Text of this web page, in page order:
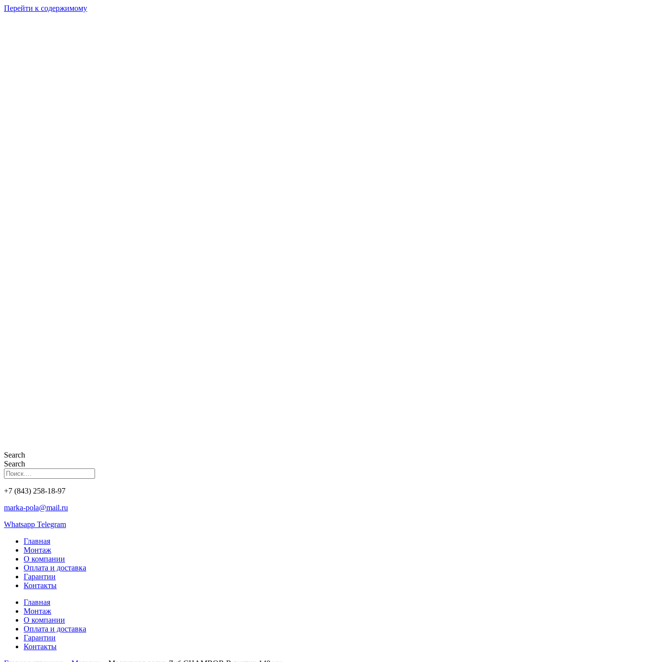
Перейти к содержимому
Search
Search
+7 (843) 258-18-97
marka-pola@mail.ru
Whatsapp Telegram
Главная
Монтаж
О компании
Оплата и доставка
Гарантии
Контакты
Главная
Монтаж
О компании
Оплата и доставка
Гарантии
Контакты